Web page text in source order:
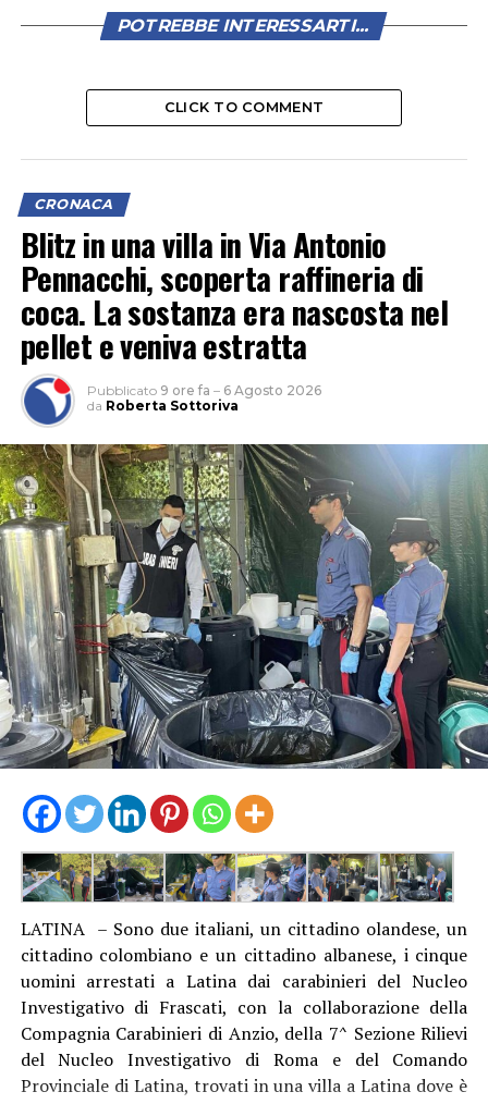
POTREBBE INTERESSARTI...
CLICK TO COMMENT
CRONACA
Blitz in una villa in Via Antonio
Pennacchi, scoperta raffineria di
coca. La sostanza era nascosta nel
pellet e veniva estratta
Pubblicato 9 ore fa – 6 Agosto 2026
da Roberta Sottoriva
LATINA – Sono due italiani, un cittadino olandese, un
cittadino colombiano e un cittadino albanese, i cinque
uomini arrestati a Latina dai carabinieri del Nucleo
Investigativo di Frascati, con la collaborazione della
Compagnia Carabinieri di Anzio, della 7^ Sezione Rilievi
del Nucleo Investigativo di Roma e del Comando
Provinciale di Latina, trovati in una villa a Latina dove è